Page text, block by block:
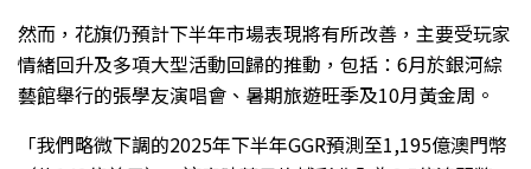
然而，花旗仍預計下半年市場表現將有所改善，主要受玩家
情緒回升及多項大型活動回歸的推動，包括：6月於銀河綜
藝館舉行的張學友演唱會、暑期旅遊旺季及10月黃金周。
「我們略微下調的2025年下半年GGR預測至1,195億澳門幣